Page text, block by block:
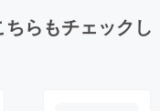
らもチェックし